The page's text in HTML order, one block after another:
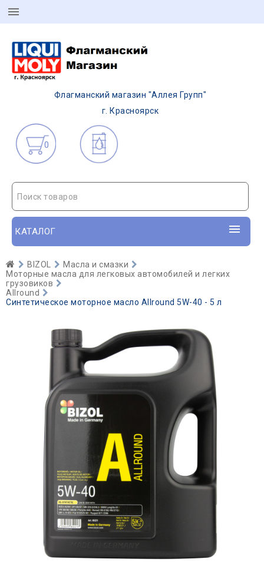
Флагманский магазин "Аллея Групп"
г. Красноярск
0
Поиск товаров
КАТАЛОГ
BIZOL
Масла и смазки
Моторные масла для легковых автомобилей и легких
грузовиков
Allround
Синтетическое моторное масло Allround 5W-40 - 5 л